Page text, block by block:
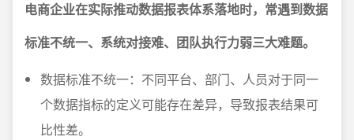
电商企业在实际推动数据报表体系落地时，常遇到数据
标准不统一、系统对接难、团队执行力弱三大难题。
数据标准不统一：不同平台、部门、人员对于同一
个数据指标的定义可能存在差异，导致报表结果可
比性差。